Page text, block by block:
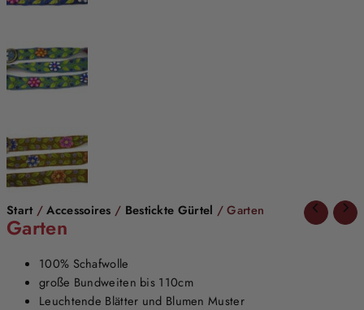
Start /Accessoires / Bestickte Gürtel / Garten
Garten
100% Schafwolle
große Bundweiten bis 110cm
Leuchtende Blätter und Blumen Muster